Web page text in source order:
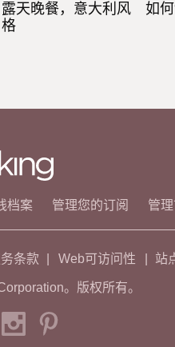
露天晚餐，意大利风
格
如
档案 管理您的订阅 管
条款 Web可访问性 站
。版权所有。